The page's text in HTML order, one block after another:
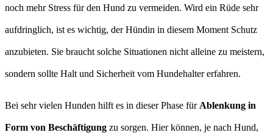
noch mehr Stress für den Hund zu vermeiden. Wird ein Rüde sehr
aufdringlich, ist es wichtig, der Hündin in diesem Moment Schutz
anzubieten. Sie braucht solche Situationen nicht alleine zu meistern,
sondern sollte Halt und Sicherheit vom Hundehalter erfahren.
Bei sehr vielen Hunden hilft es in dieser Phase für Ablenkung in
Form von Beschäftigung zu sorgen. Hier können, je nach Hund,